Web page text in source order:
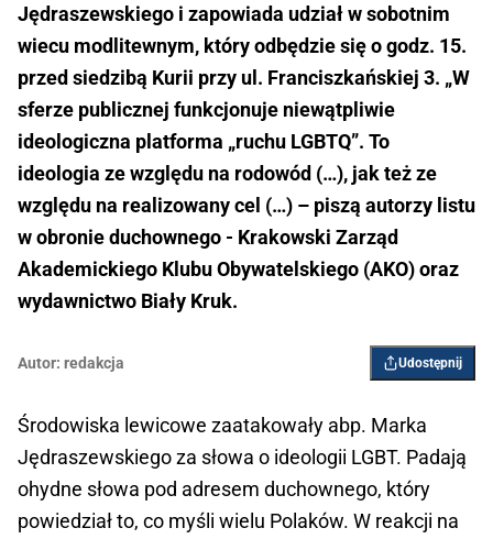
Jędraszewskiego i zapowiada udział w sobotnim
wiecu modlitewnym, który odbędzie się o godz. 15.
przed siedzibą Kurii przy ul. Franciszkańskiej 3. „W
sferze publicznej funkcjonuje niewątpliwie
ideologiczna platforma „ruchu LGBTQ”. To
ideologia ze względu na rodowód (…), jak też ze
względu na realizowany cel (…) – piszą autorzy listu
w obronie duchownego - Krakowski Zarząd
Akademickiego Klubu Obywatelskiego (AKO) oraz
wydawnictwo Biały Kruk.
Autor: redakcja Udostępnij
Środowiska lewicowe zaatakowały abp. Marka
Jędraszewskiego za słowa o ideologii LGBT. Padają
ohydne słowa pod adresem duchownego, który
powiedział to, co myśli wielu Polaków. W reakcji na